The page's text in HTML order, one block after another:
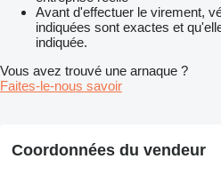
Avant d'effectuer le virement,
indiquées sont exactes et
indiquée.
Vous avez trouvé une arnaque ?
Faites-le-nous savoir
Coordonnées du vendeur